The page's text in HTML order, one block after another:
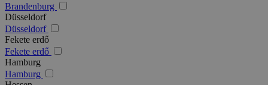
Brandenburg
Düsseldorf
Düsseldorf
Fekete erdő
Fekete erdő
Hamburg
Hamburg